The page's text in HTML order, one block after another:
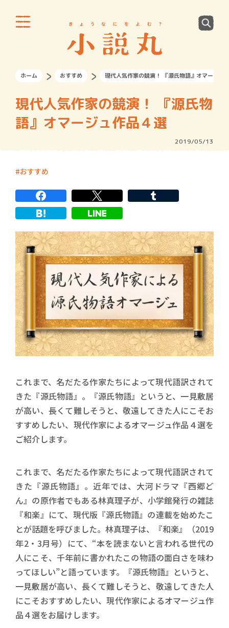
ホーム おすすめ 現代人気作家の競演！ 『源氏物語』オマージュ
現代人気作家の競演！ 『源氏物
語』オマージュ作品４選
2019/05/13
おすすめ
これまで、名だたる作家たちによって現代語訳されて
きた『源氏物語』。『源氏物語』というと、一見敷居
が高い、長くて難しそうと、敬遠してきた人にこそお
すすめしたい、現代作家によるオマージュ作品４選を
ご紹介します。
これまで、名だたる作家たちによって現代語訳されて
きた『源氏物語』。近年では、大河ドラマ『西郷ど
ん』の原作者でもある林真理子が、小学館発行の雑誌
『和楽』にて、現代版『源氏物語』の連載を始めたこ
とが話題を呼びました。林真理子は、『和楽』（2019
年2・3月号）にて、“本を読まないと言われる世代の
人にこそ、千年前に書かれたこの物語の面白さを味わ
ってほしい”と語っています。『源氏物語』というと、
一見敷居が高い、長くて難しそうと、敬遠してきた人
にこそおすすめしたい、現代作家によるオマージュ作
品４選をお届けします。